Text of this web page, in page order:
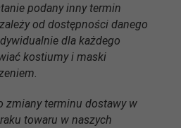
podany inny termin
od dostępności danego
dla każdego
kostiumy i maski
zmiany terminu dostawy w
towaru w naszych